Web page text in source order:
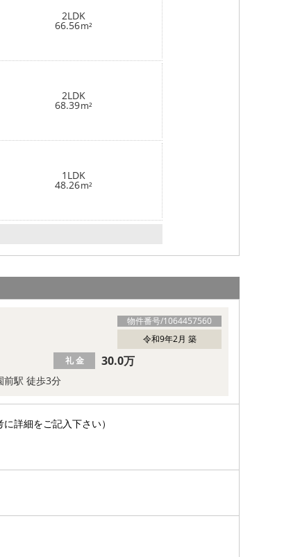
2LDK
66.56m²
2LDK
68.39m²
1LDK
48.26m²
物件番号/1064457560
令和9年2月 築
前駅 徒歩3分
礼 金 30.0万
詳細をご記入下さい）